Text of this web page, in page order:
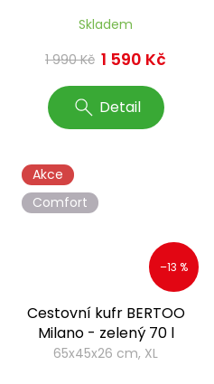
Skladem
1 990 Kč 1 590 Kč
Detail
Akce
Comfort
–13 %
Cestovní kufr BERTOO
Milano - zelený 70 l
65x45x26 cm, XL